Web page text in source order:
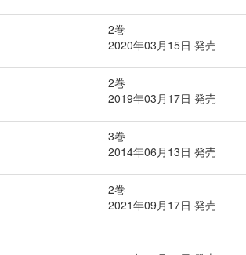
2巻
2020年03月15日 発売
2巻
2019年03月17日 発売
3巻
2014年06月13日 発売
2巻
2021年09月17日 発売